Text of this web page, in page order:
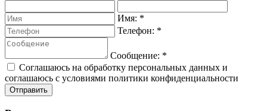
Имя: *
Телефон: *
Сообщение: *
Соглашаюсь на обработку персональных данных и
соглашаюсь с условиями политики конфиденциальности